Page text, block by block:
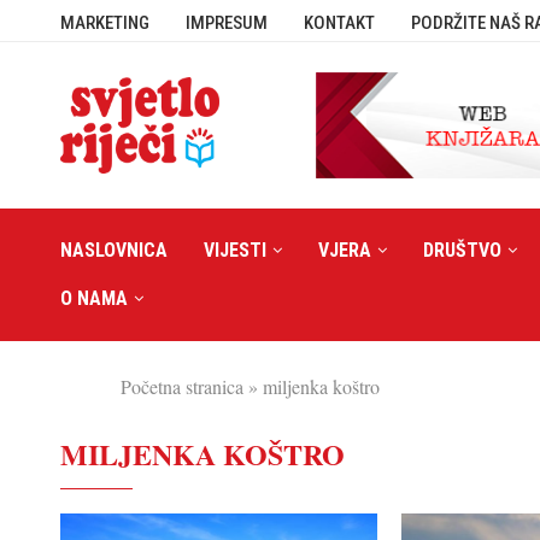
MARKETING IMPRESUM KONTAKT PODRŽITE NAŠ
NASLOVNICA VIJESTI VJERA DRUŠTVO
O NAMA
Početna stranica » miljenka koštro
MILJENKA KOŠTRO